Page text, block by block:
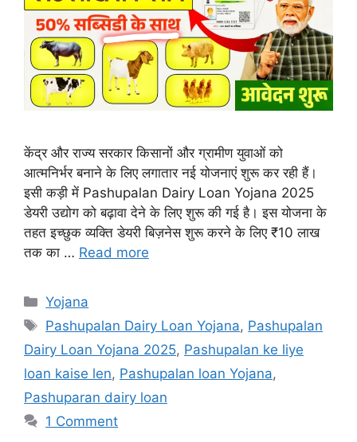
केंद्र और राज्य सरकार किसानों और ग्रामीण युवाओं को
आत्मनिर्भर बनाने के लिए लगातार नई योजनाएं शुरू कर रही हैं।
इसी कड़ी में Pashupalan Dairy Loan Yojana 2025
डेयरी उद्योग को बढ़ावा देने के लिए शुरू की गई है। इस योजना के
तहत इच्छुक व्यक्ति डेयरी बिज़नेस शुरू करने के लिए ₹10 लाख
तक का … Read more
Categories
Yojana
Tags
Pashupalan Dairy Loan Yojana, Pashupalan
Dairy Loan Yojana 2025, Pashupalan ke liye
loan kaise len, Pashupalan loan Yojana,
Pashuparan dairy loan
1 Comment